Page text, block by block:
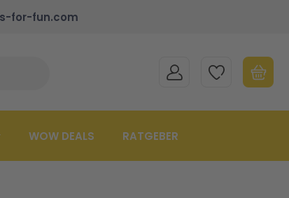
for-fun.com
MEIN KONTOMEINE WUNSCHLISTE
WOW DEALS RATGEBER